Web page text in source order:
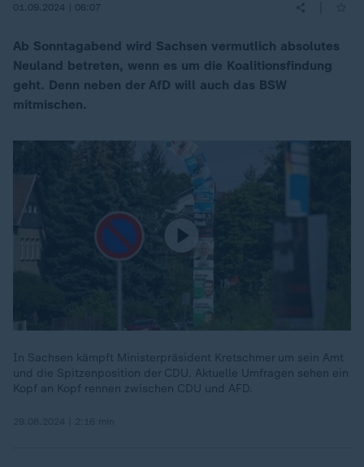
01.09.2024 | 06:07
Ab Sonntagabend wird Sachsen vermutlich absolutes
Neuland betreten, wenn es um die Koalitionsfindung
geht. Denn neben der AfD will auch das BSW
mitmischen.
In Sachsen kämpft Ministerpräsident Kretschmer um sein Amt
und die Spitzenposition der CDU. Aktuelle Umfragen sehen ein
Kopf an Kopf rennen zwischen CDU und AFD.